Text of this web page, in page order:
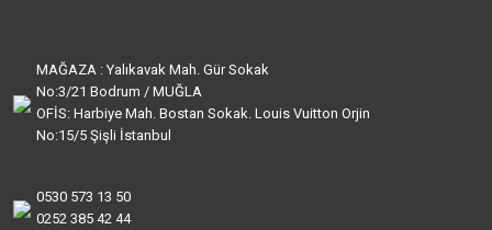
MAĞAZA : Yalıkavak Mah. Gür Sokak
No:3/21 Bodrum / MUĞLA
OFİS: Harbiye Mah. Bostan Sokak. Louis Vuitton Orjin
No:15/5 Şişli İstanbul
0530 573 13 50
0252 385 42 44